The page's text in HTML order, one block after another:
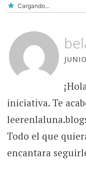
Cargando...
iniciativa. Te
Todo el que
encantara